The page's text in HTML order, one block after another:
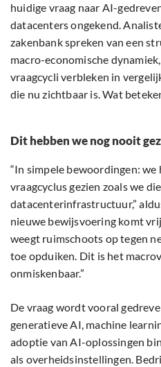
huidige vraag naar AI-
datacenters ongekend.
zakenbank spreken van een
macro-economische
vraagcycli verbleken in
die nu zichtbaar is. Wat
Dit hebben we nog nooit
“In simpele bewoordingen: we
vraagcyclus gezien zoals we
datacenterinfrastructuur,”
nieuwe bewijsvoering komt
weegt ruimschoots op tegen
toe opduiken. Dit is het
onmiskenbaar.”
De vraag wordt vooral
generatieve AI, machine
adoptie van AI-oplossingen
als overheidsinstellingen.